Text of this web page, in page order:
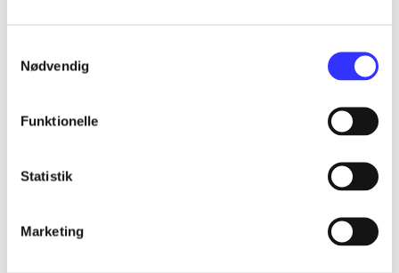
Nødvendig
Funktionelle
Statistik
Marketing